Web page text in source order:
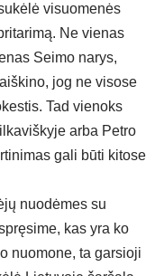
visuomenės
Ne vienas
Seimo narys,
jog ne visose
Tad vienoks
arba Petro
gali būti kitose
nuodėmes su
kas yra ko
nuomone, ta garsioji